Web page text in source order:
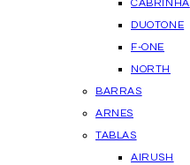
CABRINHA
DUOTONE
F-ONE
NORTH
BARRAS
ARNES
TABLAS
AIRUSH